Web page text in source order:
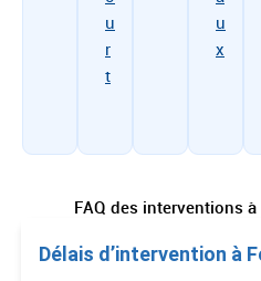
u
r
t
u
x
FAQ des interventions
Délais d’intervention à